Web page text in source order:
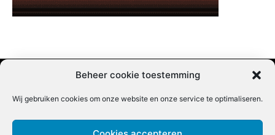
Beheer cookie toestemming
Wij gebruiken cookies om onze website en onze service te optimaliseren.
Nieuwsbrief inschrijven | Partner content